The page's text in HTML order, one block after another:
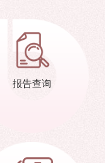
报告查询